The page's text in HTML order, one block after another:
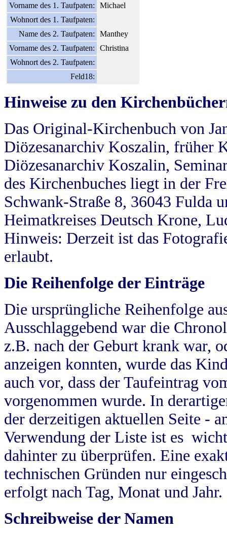
Vorname des 1. Taufpaten:
Michael
Wohnort des 1. Taufpaten:
Name des 2. Taufpaten:
Manthey
Vorname des 2. Taufpaten:
Christina
Wohnort des 2. Taufpaten:
Feld18:
Hinweise zu den
Das Original-Kirchenbuch von
Diözesanarchiv Koszalin, früher
Diözesanarchiv Koszalin,
des Kirchenbuches liegt in der
Schwank-Straße 8, 36043 Fulda
Heimatkreises Deutsch Krone,
Hinweis: Derzeit ist das
erlaubt.
Die Reihenfolge der Einträge
Die ursprüngliche Reihenfolge
Ausschlaggebend war die
z.B. nach der Geburt krank war,
anzeigen konnten, wurde das
auch vor, dass der Taufeintrag
vorgenommen wurde. In
der derzeitigen aktuellen Seite -
Verwendung der Liste ist es
dahinter zu überprüfen. Eine
technischen Gründen nur
erfolgt nach Tag, Monat und Jahr.
Schreibweise der Namen